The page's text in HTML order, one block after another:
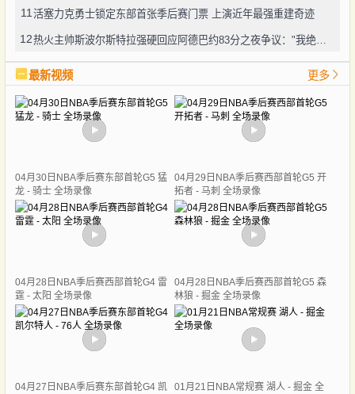
11 活塞力克勇士锁定东部首张季后赛门票 上演近年最强重建奇迹
12
最新视频 更多
04月30日NBA季后赛东部首轮G5 猛
龙 - 骑士 全场录像
04月29日NBA季后赛西部首轮G5 开
拓者 - 马刺 全场录像
04月28日NBA季后赛西部首轮G4 雷
霆 - 太阳 全场录像
04月28日NBA季后赛西部首轮G5 森
林狼 - 掘金 全场录像
04月27日NBA季后赛东部首轮G4 凯
01月21日NBA常规赛 湖人 - 掘金 全